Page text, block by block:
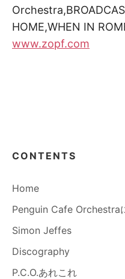
HOME,WHEN IN
www.zopf.com
CONTENTS
Home
Penguin Cafe Orchestra
Simon Jeffes
Discography
P.C.O.あれこれ